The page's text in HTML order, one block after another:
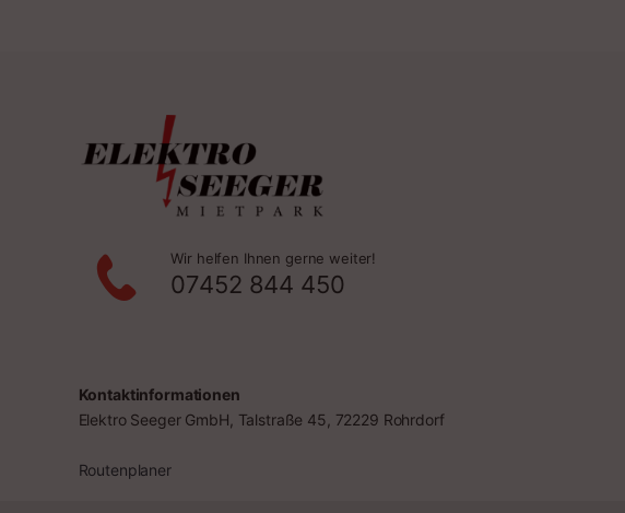
Wir helfen Ihnen gerne weiter!
07452 844 450
Kontaktinformationen
Elektro Seeger GmbH, Talstraße 45, 72229 Rohrdorf
Routenplaner